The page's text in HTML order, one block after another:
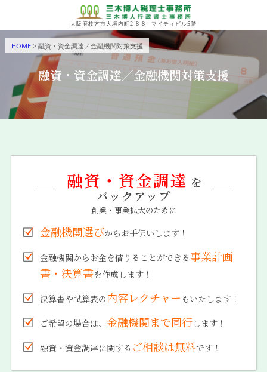
大阪府枚方市大垣内町2-8-8 マイティビル5階
HOME> 融資・資金調達／金融機関対策支援
融資・資金調達／金融機関対策支援
融資・資金調達 を
バックアップ
創業・事業拡大のために
金融機関選びからお手伝いします！
金融機関からお金を借りることができる 事業計画
書・決算書を作成します！
決算書や試算表の 内容レクチャー もいたします！
ご希望の場合は、 金融機関まで同行します！
融資・資金調達に関する ご相談は無料です！